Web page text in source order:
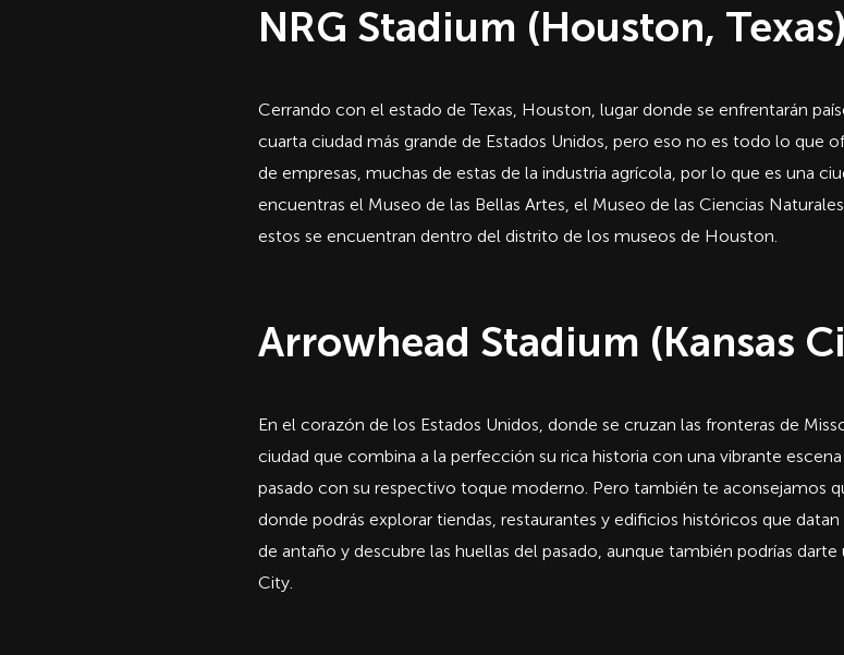
NRG Stadium (Houston, Texas)
Cerrando con el estado de Texas, Houston, lugar donde se enfrentarán
cuarta ciudad más grande de Estados Unidos, pero eso no es todo lo que
de empresas, muchas de estas de la industria agrícola, por lo que es una
encuentras el Museo de las Bellas Artes, el Museo de las Ciencias
estos se encuentran dentro del distrito de los museos de Houston.
Arrowhead Stadium (Kansas
En el corazón de los Estados Unidos, donde se cruzan las fronteras de
ciudad que combina a la perfección su rica historia con una vibrante
pasado con su respectivo toque moderno. Pero también te aconsejamos
donde podrás explorar tiendas, restaurantes y edificios históricos que
de antaño y descubre las huellas del pasado, aunque también podrías
City.